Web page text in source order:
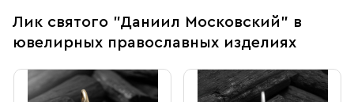
Лик святого "Даниил Московский" в
ювелирных православных изделиях